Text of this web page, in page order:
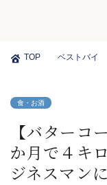
TOP ベストバイ
食・お酒
【バターコ
か月で４キ
ジネスマン